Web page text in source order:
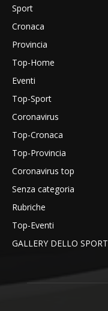
Sport
Cronaca
Provincia
Top-Home
Eventi
Top-Sport
Coronavirus
Top-Cronaca
Top-Provincia
Coronavirus top
Senza categoria
Rubriche
Top-Eventi
GALLERY DELLO SPORT